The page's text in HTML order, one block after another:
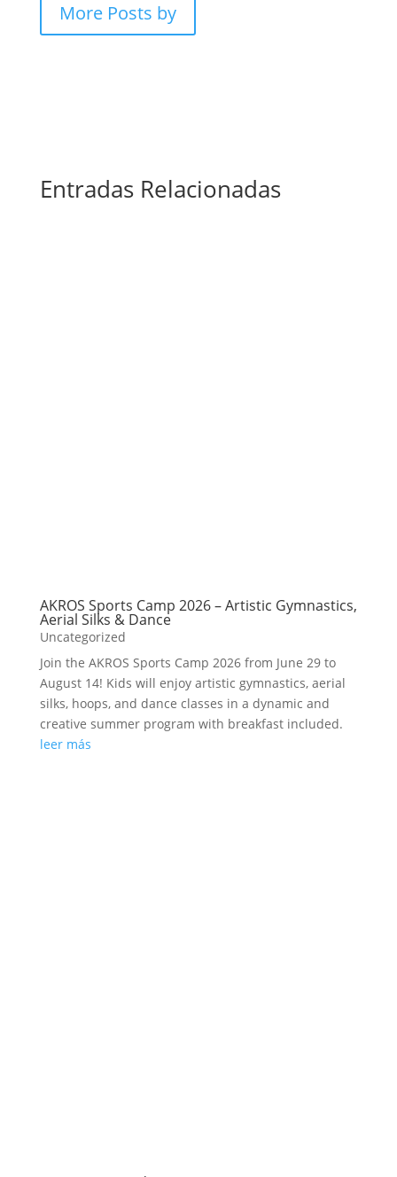
More Posts by
Entradas Relacionadas
AKROS Sports Camp 2026 – Artistic Gymnastics,
Aerial Silks & Dance
Uncategorized
Join the AKROS Sports Camp 2026 from June 29 to
August 14! Kids will enjoy artistic gymnastics, aerial
silks, hoops, and dance classes in a dynamic and
creative summer program with breakfast included.
leer más